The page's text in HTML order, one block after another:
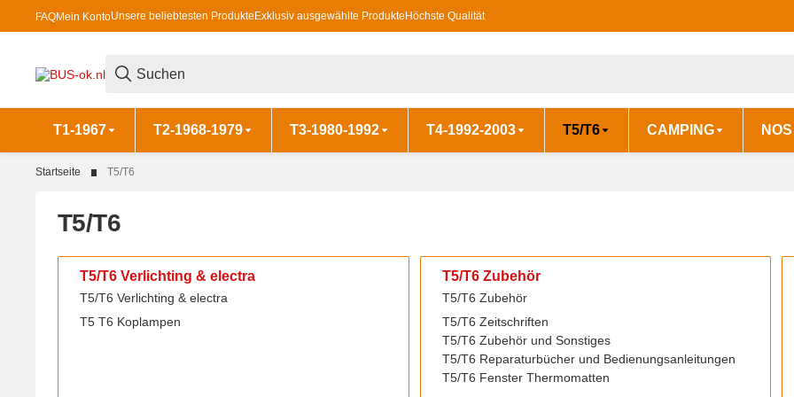
FAQMein KontoUnsere beliebtesten Produkte Exklusiv ausgewählte Produkte Höchste Qualität
T1-1967 T2-1968-1979 T3-1980-1992 T4-1992-2003 T5/T6 CAMPING NOS
Startseite T5/T6
T5/T6
T5/T6 Verlichting & electra
T5/T6 Verlichting & electra
T5 T6 Koplampen
T5/T6 Zubehör
T5/T6 Zubehör
T5/T6 Zeitschriften
T5/T6 Zubehör und Sonstiges
T5/T6 Reparaturbücher und Bedienungsanleitungen
T5/T6 Fenster Thermomatten